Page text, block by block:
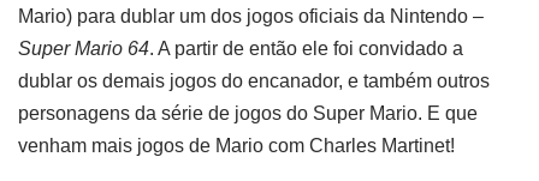
Mario) para dublar um dos jogos oficiais da Nintendo –
Super Mario 64. A partir de então ele foi convidado a
dublar os demais jogos do encanador, e também outros
personagens da série de jogos do Super Mario. E que
venham mais jogos de Mario com Charles Martinet!